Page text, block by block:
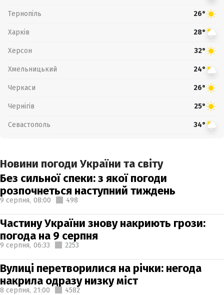
Тернопіль 26°
Харків 28°
Херсон 32°
Хмельницький 24°
Черкаси 26°
Чернігів 25°
Севастополь 34°
Новини погоди України та світу
Без сильної спеки: з якої погоди
розпочнеться наступний тиждень
9 серпня, 08:00 498
Частину України знову накриють грози:
погода на 9 серпня
9 серпня, 06:33 2253
Вулиці перетворилися на річки: негода
накрила одразу низку міст
8 серпня, 21:00 4582